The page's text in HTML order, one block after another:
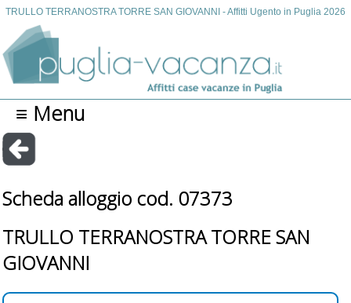
TRULLO TERRANOSTRA TORRE SAN GIOVANNI - Affitti Ugento in Puglia 2026
≡ Menu
Scheda alloggio cod. 07373
TRULLO TERRANOSTRA TORRE SAN
GIOVANNI